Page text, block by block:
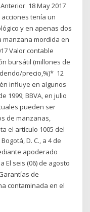
18 May 2017
tenía un
y en apenas dos
manzana mordida en
Valor contable
bursátil (millones de
precio,%)* 12
influye en algunos
1999; BBVA, en julio
pueden ser
de manzanas,
el artículo 1005 del
D. C., a 4 de
apoderado
El seis (06) de agosto
de
contaminada en el